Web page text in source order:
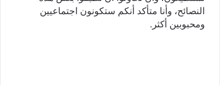
النصائح، وأنا متأكد أنكم ستكونون اجتماعيين
ومحبوبين أكثر.